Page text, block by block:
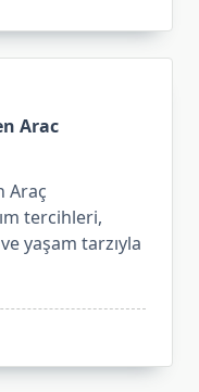
Arac
Araç
tercihleri,
yaşam tarzıyla